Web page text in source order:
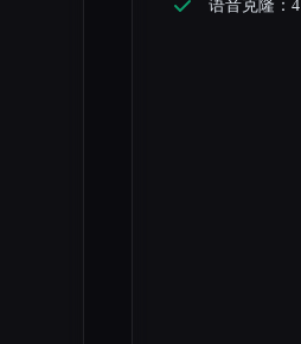
语音克隆：4